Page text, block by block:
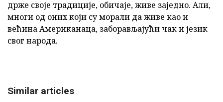
држе своје традиције, обичаје, живе заједно. Али,
многи од оних који су морали да живе као и
већина Американаца, заборављајући чак и језик
свог народа.
Similar articles